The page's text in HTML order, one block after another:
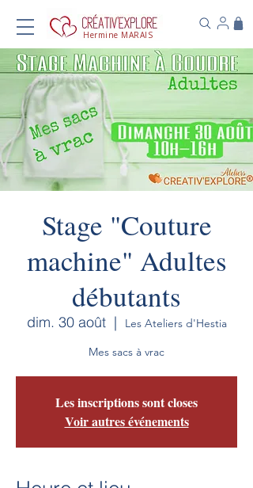
Hermine MARAIS
Stage "Couture
machine" Adultes
débutants
dim. 30 août
  |
Les Ateliers d'Hestia
Mes sacs à vrac
Les inscriptions sont closes
Voir autres événements